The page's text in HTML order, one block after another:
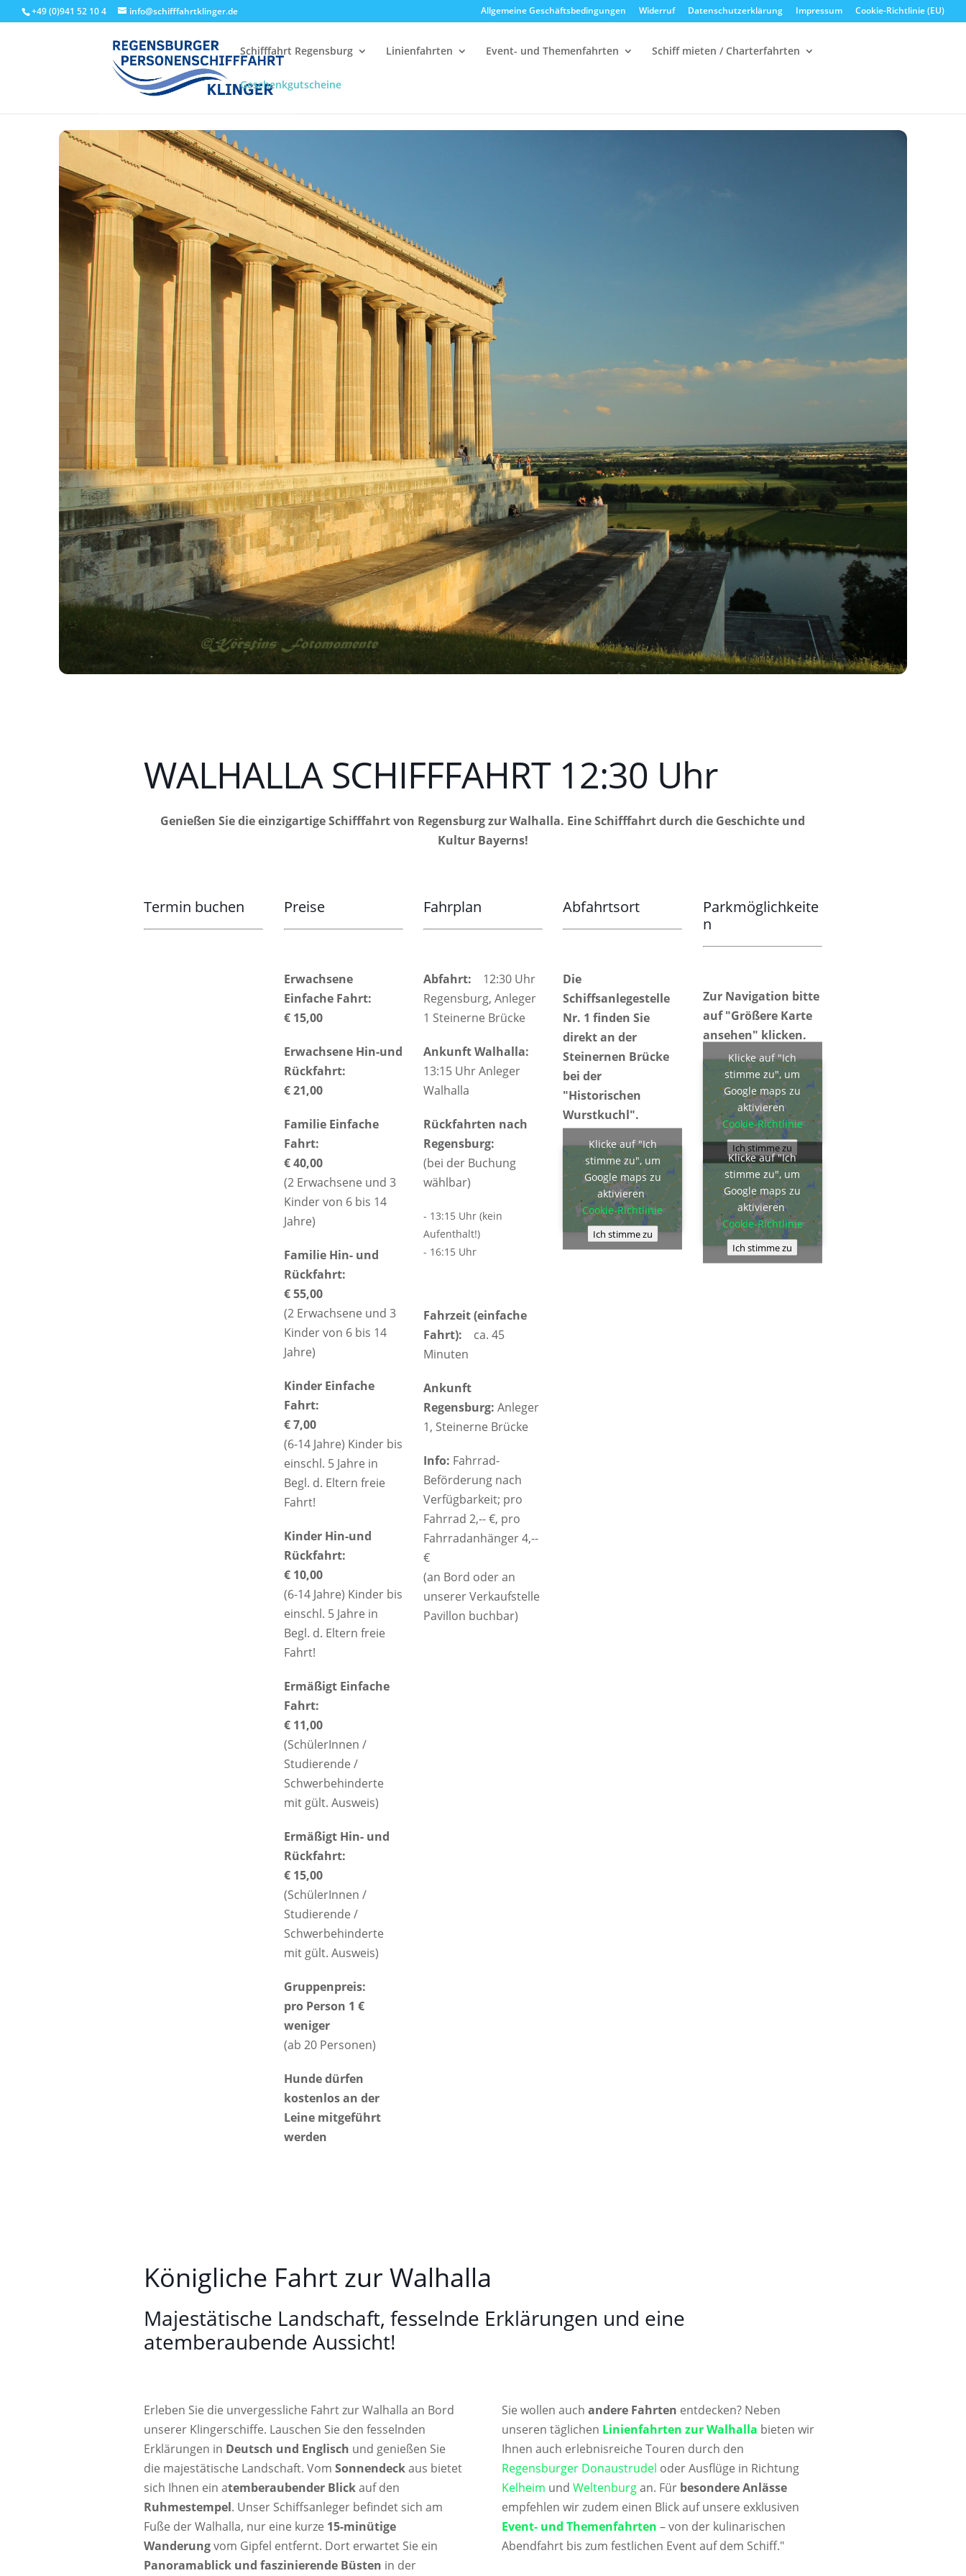
+49 (0)941 52 10 4 info@schifffahrtklinger.de Allgemeine Geschäftsbedingungen Widerruf Datenschutzerklärung Impressum Cookie-Richtlinie (EU)
Schifffahrt Regensburg Linienfahrten Event- und Themenfahrten Schiff mieten / Charterfahrten
Geschenkgutscheine
Events - Schifffahrt Regensburg Linienfahrten
WALHALLA SCHIFFFAHRT 12:30 Uhr
Genießen Sie die einzigartige Schifffahrt von Regensburg zur Walhalla. Eine Schifffahrt durch die Geschichte und
Kultur Bayerns!
Termin buchen Preise
Erwachsene
Einfache Fahrt:
€ 15,00
Erwachsene Hin-und
Rückfahrt:
€ 21,00
Familie Einfache
Fahrt:
€ 40,00
(2 Erwachsene und 3
Kinder von 6 bis 14
Jahre)
Familie Hin- und
Rückfahrt:
€ 55,00
(2 Erwachsene und 3
Kinder von 6 bis 14
Jahre)
Kinder Einfache
Fahrt:
€ 7,00
(6-14 Jahre) Kinder bis
einschl. 5 Jahre in
Begl. d. Eltern freie
Fahrt!
Kinder Hin-und
Rückfahrt:
€ 10,00
(6-14 Jahre) Kinder bis
einschl. 5 Jahre in
Begl. d. Eltern freie
Fahrt!
Ermäßigt Einfache
Fahrt:
€ 11,00
(SchülerInnen /
Studierende /
Schwerbehinderte
mit gült. Ausweis)
Ermäßigt Hin- und
Rückfahrt:
€ 15,00
(SchülerInnen /
Studierende /
Schwerbehinderte
mit gült. Ausweis)
Gruppenpreis:
pro Person 1 €
weniger
(ab 20 Personen)
Hunde dürfen
kostenlos an der
Leine mitgeführt
werden
Fahrplan
Abfahrt: 12:30 Uhr
Regensburg, Anleger
1 Steinerne Brücke
Ankunft Walhalla:
13:15 Uhr Anleger
Walhalla
Rückfahrten nach
Regensburg:
(bei der Buchung
wählbar)
- 13:15 Uhr (kein
Aufenthalt!)
- 16:15 Uhr
Fahrzeit (einfache
Fahrt):
ca. 45
Minuten
Ankunft
Regensburg: Anleger
1, Steinerne Brücke
Info: Fahrrad-
Beförderung nach
Verfügbarkeit; pro
Fahrrad 2,-- €, pro
Fahrradanhänger 4,--
€
(an Bord oder an
unserer Verkaufstelle
Pavillon buchbar)
Abfahrtsort
Die
Schiffsanlegestelle
Nr. 1 finden Sie
direkt an der
Steinernen Brücke
bei der
"Historischen
Wurstkuchl".
Klicke auf "Ich
stimme zu", um
Google maps zu
aktivieren
Cookie-Richtlinie
Ich stimme zu
Parkmöglichkeite
n
Zur Navigation bitte
auf "Größere Karte
ansehen" klicken.
Klicke auf "Ich
stimme zu", um
Google maps zu
aktivieren
Cookie-Richtlinie
Ich stimme zu
Klicke auf "Ich
stimme zu", um
Google maps zu
aktivieren
Cookie-Richtlinie
Ich stimme zu
Königliche Fahrt zur Walhalla
Majestätische Landschaft, fesselnde Erklärungen und eine
atemberaubende Aussicht!
Erleben Sie die unvergessliche Fahrt zur Walhalla an Bord
unserer Klingerschiffe. Lauschen Sie den fesselnden
Erklärungen in Deutsch und Englisch und genießen Sie
die majestätische Landschaft. VomSonnendeckaus bietet
sich Ihnen ein atemberaubender Blickauf den
Ruhmestempel. Unser Schiffsanleger befindet sich am
Fuße der Walhalla, nur eine kurze 15-minütige
Wanderungvom Gipfel entfernt. Dort erwartet Sie ein
Panoramablick und faszinierende Büsten in der
Sie wollen auch andere Fahrten entdecken? Neben
unseren täglichen Linienfahrten zur Walhalla bieten wir
Ihnen auch erlebnisreiche Touren durch den
Regensburger Donaustrudel oder Ausflüge in Richtung
Kelheim und Weltenburgan. Für besondere Anlässe
empfehlen wir zudem einen Blick auf unsere exklusiven
Event- und Themenfahrten – von der kulinarischen
Abendfahrt bis zum festlichen Event auf dem Schiff."